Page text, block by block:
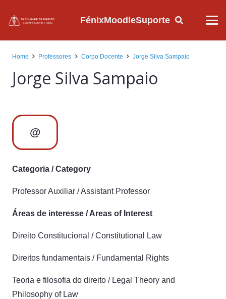
FénixMoodleSuporte
Home Professores Corpo Docente Jorge Silva Sampaio
Jorge Silva Sampaio
@
Categoria / Category
Professor Auxiliar / Assistant Professor
Áreas de interesse / Areas of Interest
Direito Constitucional / Constitutional Law
Direitos fundamentais / Fundamental Rights
Teoria e filosofia do direito / Legal Theory and
Philosophy of Law